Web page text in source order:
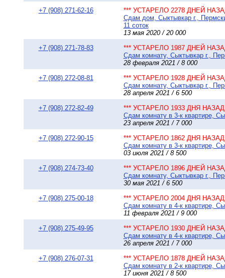
+7 (908) 271-62-16
*** УСТАРЕЛО 2278 ДНЕЙ
Сдам дом, Сыктывкар г.,
11 соток
13 мая 2020 / 20 000
+7 (908) 271-78-83
*** УСТАРЕЛО 1987 ДНЕЙ
Сдам комнату, Сыктывкар г.,
28 февраля 2021 / 8 000
+7 (908) 272-08-81
*** УСТАРЕЛО 1928 ДНЕЙ
Сдам комнату, Сыктывкар г.,
28 апреля 2021 / 6 500
+7 (908) 272-82-49
*** УСТАРЕЛО 1933 ДНЯ НАЗАД
Сдам комнату в 3-к квартире,
23 апреля 2021 / 7 000
+7 (908) 272-90-15
*** УСТАРЕЛО 1862 ДНЯ НАЗАД
Сдам комнату в 3-к квартире,
03 июля 2021 / 8 500
+7 (908) 274-73-40
*** УСТАРЕЛО 1896 ДНЕЙ
Сдам комнату, Сыктывкар г.,
30 мая 2021 / 6 500
+7 (908) 275-00-18
*** УСТАРЕЛО 2004 ДНЯ НАЗАД
Сдам комнату в 4-к квартире,
11 февраля 2021 / 9 000
+7 (908) 275-49-95
*** УСТАРЕЛО 1930 ДНЕЙ
Сдам комнату в 4-к квартире,
26 апреля 2021 / 7 000
+7 (908) 276-07-31
*** УСТАРЕЛО 1878 ДНЕЙ
Сдам комнату в 2-к квартире,
17 июня 2021 / 8 500